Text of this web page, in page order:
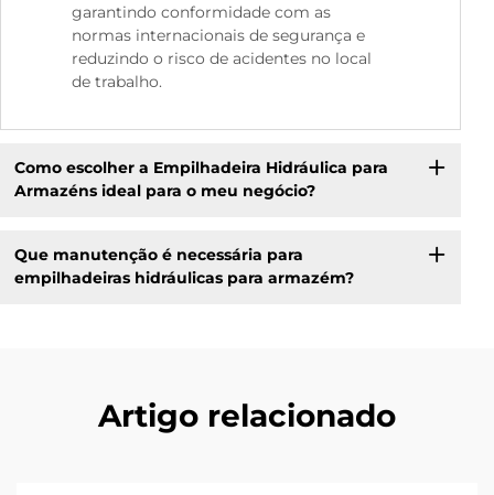
garantindo conformidade com as
normas internacionais de segurança e
reduzindo o risco de acidentes no local
de trabalho.
Como escolher a Empilhadeira Hidráulica para
Armazéns ideal para o meu negócio?
Que manutenção é necessária para
empilhadeiras hidráulicas para armazém?
Artigo relacionado